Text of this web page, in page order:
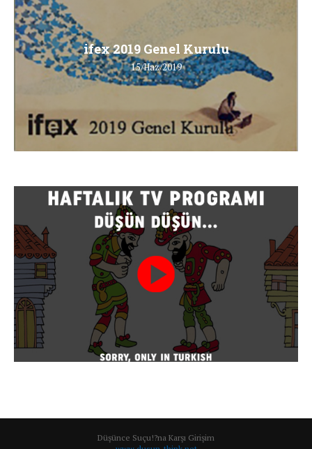
ifex 2019 Genel Kurulu
15/Haz/2019
Düşünce Suçu!?na Karşı Girişim